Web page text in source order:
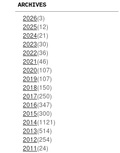
ARCHIVES
2026(3)
2025(12)
2024(21)
2023(30)
2022(36)
2021(46)
2020(107)
2019(107)
2018(150)
2017(250)
2016(347)
2015(300)
2014(1121)
2013(514)
2012(254)
2011(24)